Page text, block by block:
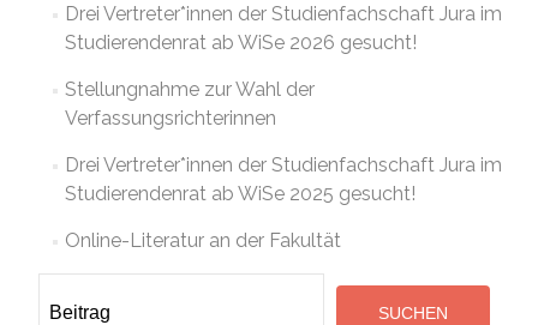
Drei Vertreter*innen der Studienfachschaft Jura im
Studierendenrat ab WiSe 2026 gesucht!
Stellungnahme zur Wahl der
Verfassungsrichterinnen
Drei Vertreter*innen der Studienfachschaft Jura im
Studierendenrat ab WiSe 2025 gesucht!
Online-Literatur an der Fakultät
Suchen
SUCHEN